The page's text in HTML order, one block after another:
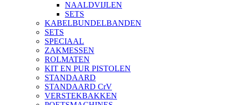
NAALDVIJLEN
SETS
KABELBUNDELBANDEN
SETS
SPECIAAL
ZAKMESSEN
ROLMATEN
KIT EN PUR PISTOLEN
STANDAARD
STANDAARD CrV
VERSTEKBAKKEN